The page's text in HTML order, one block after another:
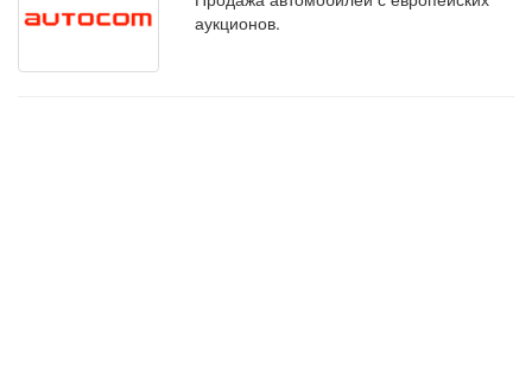
аукционов.